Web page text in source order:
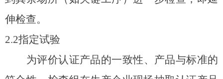
伸检查。
2.2指定试验
为评价认证产品的一致性、产品与标准的